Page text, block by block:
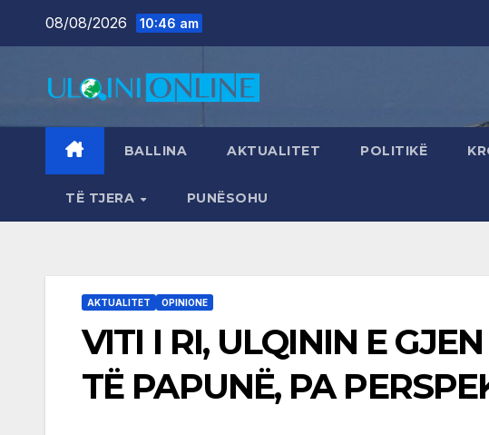
08/08/2026 10:46 am
BALLINA AKTUALITET POLITIKË
TË TJERA PUNËSOHU
AKTUALITET OPINIONE
VITI I RI, ULQININ E
TË PAPUNË, PA